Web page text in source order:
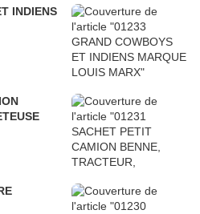
INDIENS